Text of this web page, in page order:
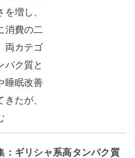
増し、
消費の二
両カテゴ
パク質と
睡眠改善
たが、
：ギリシャ系高タンパク質